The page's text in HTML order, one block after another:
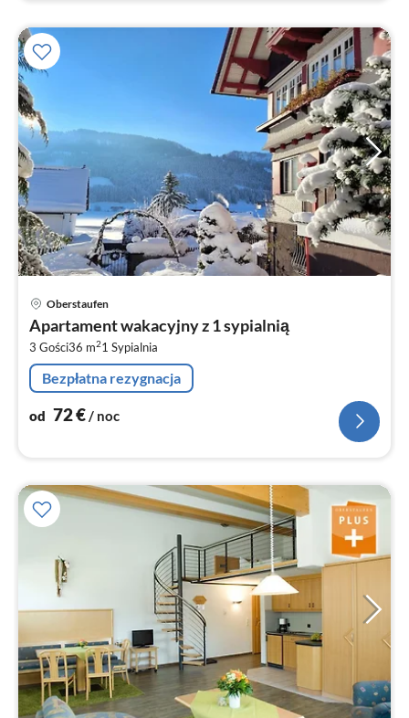
Oberstaufen
Apartament wakacyjny z 1 sypialnią
3 Gości36 m21 Sypialnia
Bezpłatna rezygnacja
od 72€/ noc